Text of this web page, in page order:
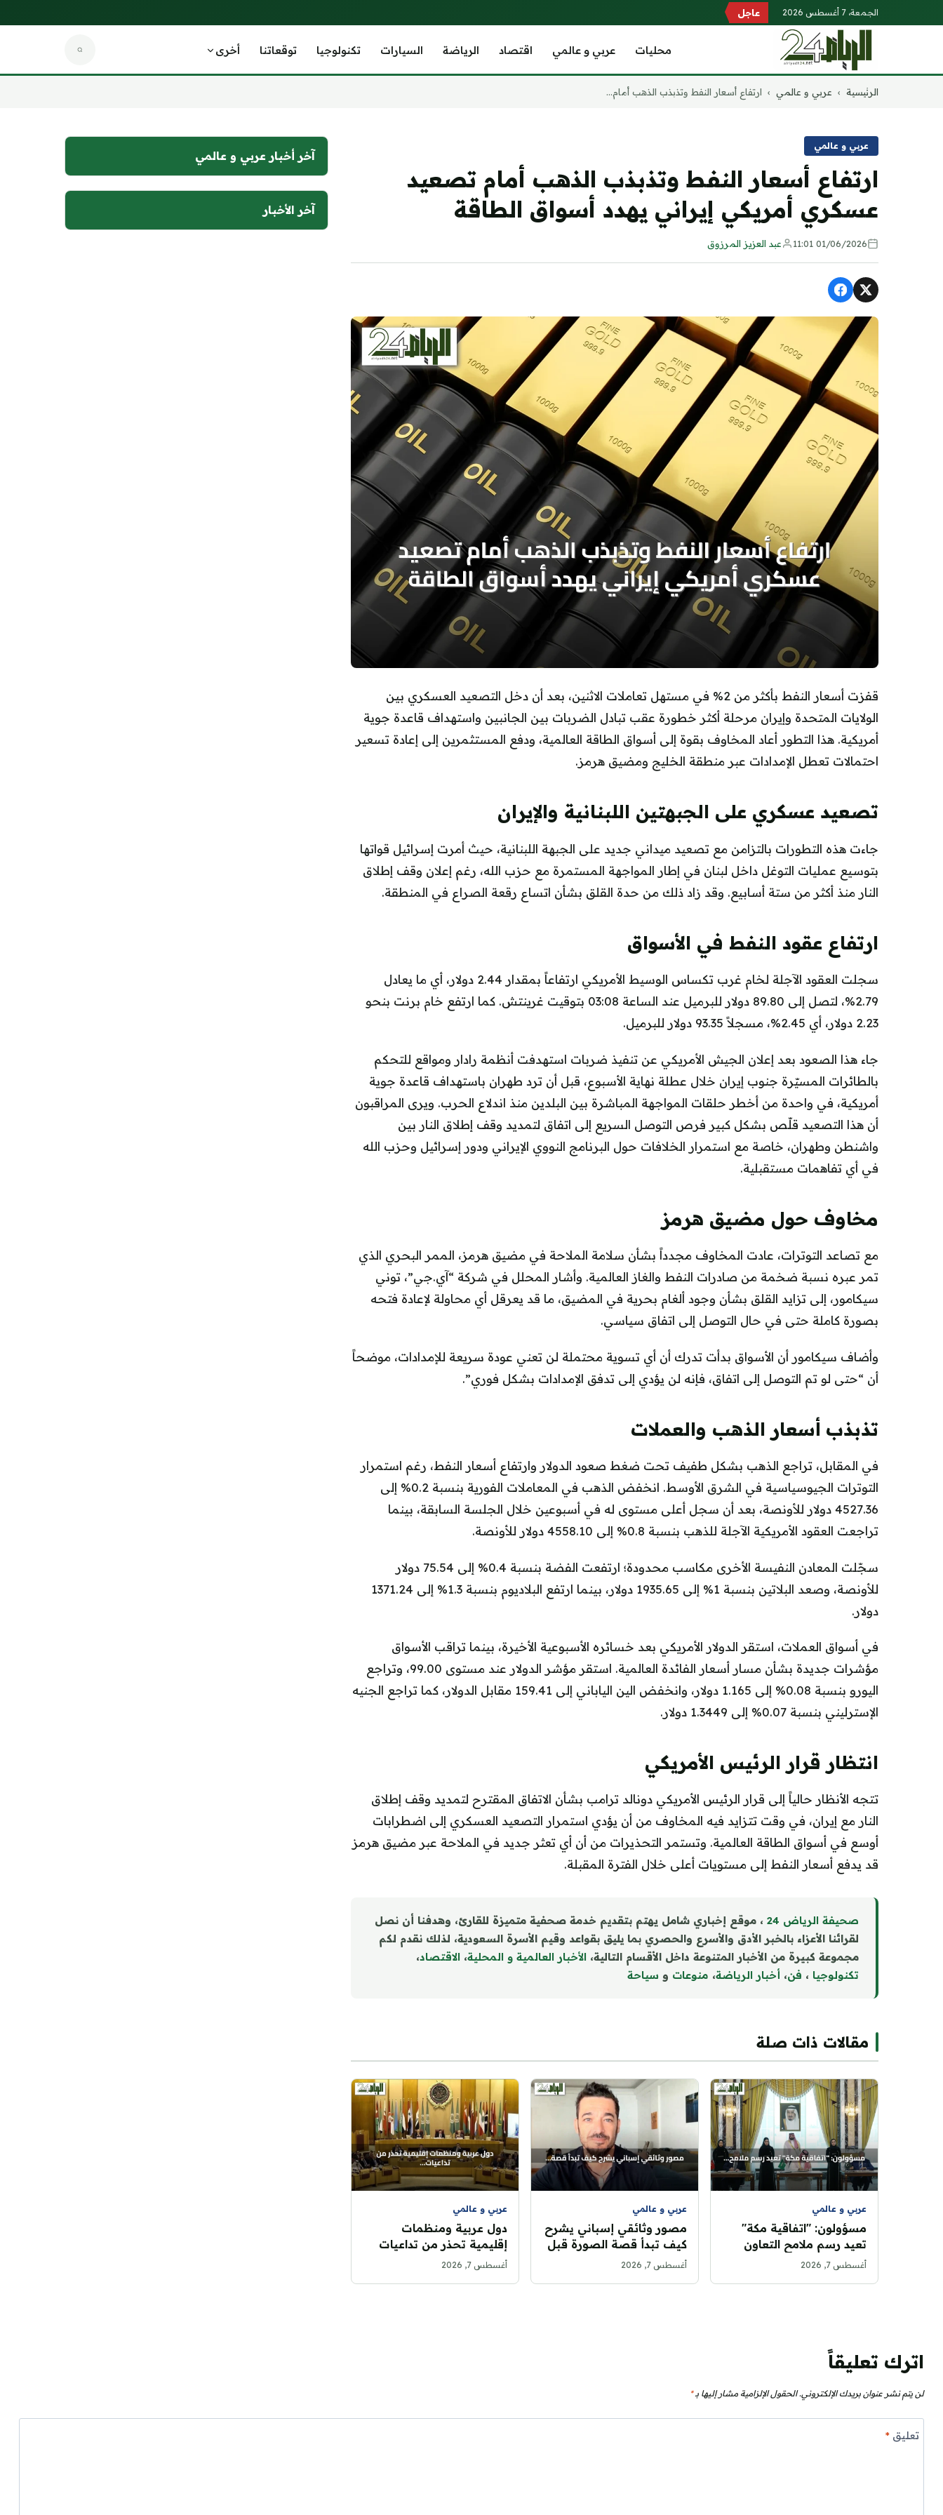
الجمعة، 7 أغسطس 2026 عاجل
محليات عربي و عالمي اقتصاد الرياضة السيارات تكنولوجيا توقعاتنا أخرى
الرئيسية › عربي و عالمي › ارتفاع أسعار النفط وتذبذب الذهب أمام...
عربي و عالمي
ارتفاع أسعار النفط وتذبذب الذهب أمام تصعيد
عسكري أمريكي إيراني يهدد أسواق الطاقة
01/06/2026 11:01 عبد العزيز المرزوق
قفزت أسعار النفط بأكثر من 2% في مستهل تعاملات الاثنين، بعد أن دخل التصعيد العسكري بين
الولايات المتحدة وإيران مرحلة أكثر خطورة عقب تبادل الضربات بين الجانبين واستهداف قاعدة جوية
أمريكية. هذا التطور أعاد المخاوف بقوة إلى أسواق الطاقة العالمية، ودفع المستثمرين إلى إعادة تسعير
احتمالات تعطل الإمدادات عبر منطقة الخليج ومضيق هرمز.
تصعيد عسكري على الجبهتين اللبنانية والإيران
جاءت هذه التطورات بالتزامن مع تصعيد ميداني جديد على الجبهة اللبنانية، حيث أمرت إسرائيل قواتها
بتوسيع عمليات التوغل داخل لبنان في إطار المواجهة المستمرة مع حزب الله، رغم إعلان وقف إطلاق
النار منذ أكثر من ستة أسابيع. وقد زاد ذلك من حدة القلق بشأن اتساع رقعة الصراع في المنطقة.
ارتفاع عقود النفط في الأسواق
سجلت العقود الآجلة لخام غرب تكساس الوسيط الأمريكي ارتفاعاً بمقدار 2.44 دولار، أي ما يعادل
2.79%، لتصل إلى 89.80 دولار للبرميل عند الساعة 03:08 بتوقيت غرينتش. كما ارتفع خام برنت بنحو
2.23 دولار، أي 2.45%، مسجلاً 93.35 دولار للبرميل.
جاء هذا الصعود بعد إعلان الجيش الأمريكي عن تنفيذ ضربات استهدفت أنظمة رادار ومواقع للتحكم
بالطائرات المسيّرة جنوب إيران خلال عطلة نهاية الأسبوع، قبل أن ترد طهران باستهداف قاعدة جوية
أمريكية، في واحدة من أخطر حلقات المواجهة المباشرة بين البلدين منذ اندلاع الحرب. ويرى المراقبون
أن هذا التصعيد قلّص بشكل كبير فرص التوصل السريع إلى اتفاق لتمديد وقف إطلاق النار بين
واشنطن وطهران، خاصة مع استمرار الخلافات حول البرنامج النووي الإيراني ودور إسرائيل وحزب الله
في أي تفاهمات مستقبلية.
مخاوف حول مضيق هرمز
مع تصاعد التوترات، عادت المخاوف مجدداً بشأن سلامة الملاحة في مضيق هرمز، الممر البحري الذي
تمر عبره نسبة ضخمة من صادرات النفط والغاز العالمية. وأشار المحلل في شركة “آي.جي”، توني
سيكامور، إلى تزايد القلق بشأن وجود ألغام بحرية في المضيق، ما قد يعرقل أي محاولة لإعادة فتحه
بصورة كاملة حتى في حال التوصل إلى اتفاق سياسي.
وأضاف سيكامور أن الأسواق بدأت تدرك أن أي تسوية محتملة لن تعني عودة سريعة للإمدادات، موضحاً
أن “حتى لو تم التوصل إلى اتفاق، فإنه لن يؤدي إلى تدفق الإمدادات بشكل فوري”.
تذبذب أسعار الذهب والعملات
في المقابل، تراجع الذهب بشكل طفيف تحت ضغط صعود الدولار وارتفاع أسعار النفط، رغم استمرار
التوترات الجيوسياسية في الشرق الأوسط. انخفض الذهب في المعاملات الفورية بنسبة 0.2% إلى
4527.36 دولار للأونصة، بعد أن سجل أعلى مستوى له في أسبوعين خلال الجلسة السابقة، بينما
تراجعت العقود الأمريكية الآجلة للذهب بنسبة 0.8% إلى 4558.10 دولار للأونصة.
سجّلت المعادن النفيسة الأخرى مكاسب محدودة؛ ارتفعت الفضة بنسبة 0.4% إلى 75.54 دولار
للأونصة، وصعد البلاتين بنسبة 1% إلى 1935.65 دولار، بينما ارتفع البلاديوم بنسبة 1.3% إلى 1371.24
دولار.
في أسواق العملات، استقر الدولار الأمريكي بعد خسائره الأسبوعية الأخيرة، بينما تراقب الأسواق
مؤشرات جديدة بشأن مسار أسعار الفائدة العالمية. استقر مؤشر الدولار عند مستوى 99.00، وتراجع
اليورو بنسبة 0.08% إلى 1.165 دولار، وانخفض الين الياباني إلى 159.41 مقابل الدولار، كما تراجع الجنيه
الإسترليني بنسبة 0.07% إلى 1.3449 دولار.
انتظار قرار الرئيس الأمريكي
تتجه الأنظار حالياً إلى قرار الرئيس الأمريكي دونالد ترامب بشأن الاتفاق المقترح لتمديد وقف إطلاق
النار مع إيران، في وقت تتزايد فيه المخاوف من أن يؤدي استمرار التصعيد العسكري إلى اضطرابات
أوسع في أسواق الطاقة العالمية. وتستمر التحذيرات من أن أي تعثر جديد في الملاحة عبر مضيق هرمز
قد يدفع أسعار النفط إلى مستويات أعلى خلال الفترة المقبلة.
صحيفة الرياض 24
، موقع إخباري شامل يهتم بتقديم خدمة صحفية متميزة للقارئ، وهدفنا أن نصل
لقرائنا الأعزاء بالخبر الأدق والأسرع والحصري بما يليق بقواعد وقيم الأسرة السعودية، لذلك نقدم لكم
مجموعة كبيرة من الأخبار المتنوعة داخل الأقسام التالية، الأخبار العالمية و المحلية، الاقتصاد،
تكنولوجيا ، فن، أخبار الرياضة، منوعات و سياحة
مقالات ذات صلة
عربي و عالمي
مسؤولون: "اتفاقية مكة"
تعيد رسم ملامح التعاون
الأمني بين تركيا والسعودية
أغسطس 7, 2026
عربي و عالمي
مصور وثائقي إسباني يشرح
كيف تبدأ قصة الصورة قبل
الضغط على زر الغالق
أغسطس 7, 2026
عربي و عالمي
دول عربية ومنظمات
إقليمية تحذر من تداعيات
هجوم الحوثيين على نجران
أغسطس 7, 2026
آخر أخبار عربي و عالمي
آخر الأخبار
اترك تعليقاً
لن يتم نشر عنوان بريدك الإلكتروني. الحقول الإلزامية مشار إليها بـ*
تعليق*